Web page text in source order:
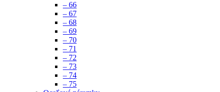
– 66
– 67
– 68
– 69
– 70
– 71
– 72
– 73
– 74
– 75